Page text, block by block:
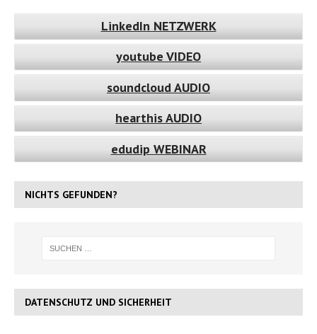
LinkedIn NETZWERK
youtube VIDEO
soundcloud AUDIO
hearthis AUDIO
edudip WEBINAR
NICHTS GEFUNDEN?
DATENSCHUTZ UND SICHERHEIT